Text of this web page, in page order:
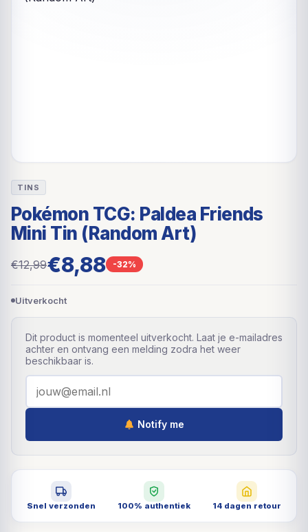
TINS
Pokémon TCG: Paldea Friends
Mini Tin (Random Art)
€12,99€8,88 -32%
Uitverkocht
Dit product is momenteel uitverkocht. Laat je e-mailadres
achter en ontvang een melding zodra het weer
beschikbaar is.
Notify me
Snel verzonden 100% authentiek 14 dagen retour